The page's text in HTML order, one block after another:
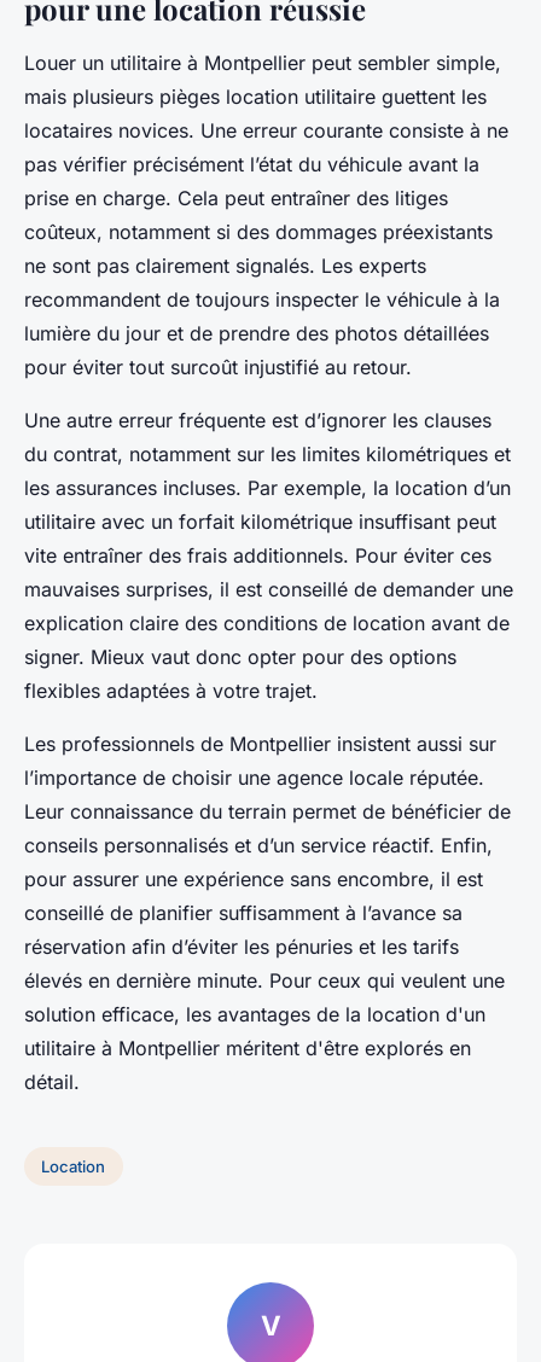
pour une location réussie
Louer un utilitaire à Montpellier peut sembler simple,
mais plusieurs pièges location utilitaire guettent les
locataires novices. Une erreur courante consiste à ne
pas vérifier précisément l’état du véhicule avant la
prise en charge. Cela peut entraîner des litiges
coûteux, notamment si des dommages préexistants
ne sont pas clairement signalés. Les experts
recommandent de toujours inspecter le véhicule à la
lumière du jour et de prendre des photos détaillées
pour éviter tout surcoût injustifié au retour.
Une autre erreur fréquente est d’ignorer les clauses
du contrat, notamment sur les limites kilométriques et
les assurances incluses. Par exemple, la location d’un
utilitaire avec un forfait kilométrique insuffisant peut
vite entraîner des frais additionnels. Pour éviter ces
mauvaises surprises, il est conseillé de demander une
explication claire des conditions de location avant de
signer. Mieux vaut donc opter pour des options
flexibles adaptées à votre trajet.
Les professionnels de Montpellier insistent aussi sur
l’importance de choisir une agence locale réputée.
Leur connaissance du terrain permet de bénéficier de
conseils personnalisés et d’un service réactif. Enfin,
pour assurer une expérience sans encombre, il est
conseillé de planifier suffisamment à l’avance sa
réservation afin d’éviter les pénuries et les tarifs
élevés en dernière minute. Pour ceux qui veulent une
solution efficace, les avantages de la location d'un
utilitaire à Montpellier méritent d'être explorés en
détail.
Location
V